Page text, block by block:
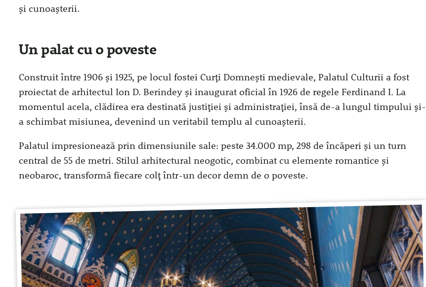
și cunoașterii.
Un palat cu o poveste
Construit între 1906 și 1925, pe locul fostei Curți Domnești medievale, Palatul Culturii a fost
proiectat de arhitectul Ion D. Berindey și inaugurat oficial în 1926 de regele Ferdinand I. La
momentul acela, clădirea era destinată justiției și administrației, însă de-a lungul timpului și-
a schimbat misiunea, devenind un veritabil templu al cunoașterii.
Palatul impresionează prin dimensiunile sale: peste 34.000 mp, 298 de încăperi și un turn
central de 55 de metri. Stilul arhitectural neogotic, combinat cu elemente romantice și
neobaroc, transformă fiecare colț într-un decor demn de o poveste.